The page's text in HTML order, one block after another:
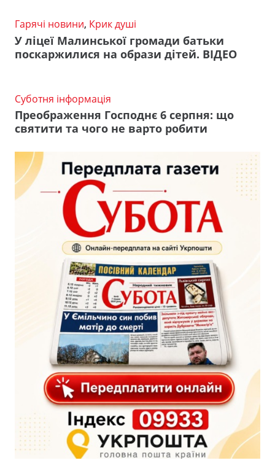
Гарячі новини, Крик душі
У ліцеї Малинської громади батьки
поскаржилися на образи дітей. ВІДЕО
Суботня інформація
Преображення Господнє 6 серпня: що
святити та чого не варто робити